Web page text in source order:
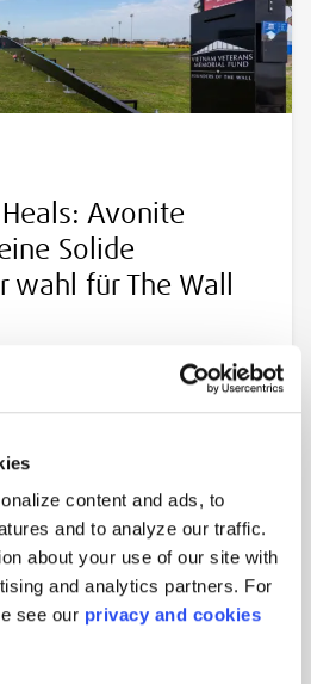
content and ads, to
and to analyze our traffic.
about your use of our site with
and analytics partners. For
see our privacy and cookies
Heals: Avonite
Solide
wahl für The Wall